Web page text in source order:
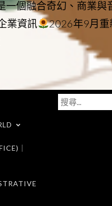
一個融合奇幻、商業與
業資訊
2026年9月重
｜
搜
尋